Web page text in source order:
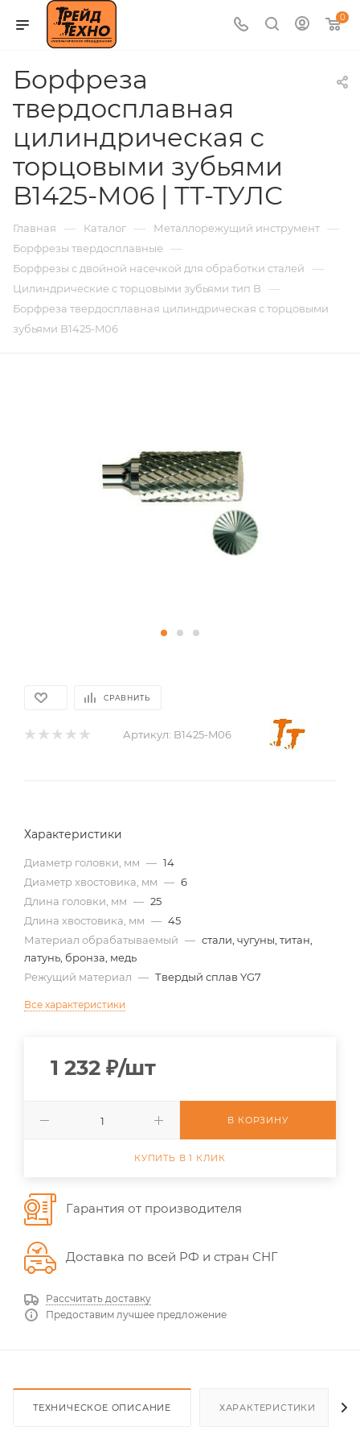
0
Борфреза
твердосплавная
цилиндрическая с
торцовыми зубьями
B1425-M06 | ТТ-ТУЛС
Главная — Каталог — Металлорежущий инструмент —
Борфрезы твердосплавные —
Борфрезы с двойной насечкой для обработки сталей —
Цилиндрические с торцовыми зубьями тип B —
Борфреза твердосплавная цилиндрическая с торцовыми
зубьями B1425-M06
СРАВНИТЬ
Артикул: B1425-M06
Характеристики
Диаметр головки, мм — 14
Диаметр хвостовика, мм — 6
Длина головки, мм — 25
Длина хвостовика, мм — 45
Материал обрабатываемый — стали, чугуны, титан,
латунь, бронза, медь
Режущий материал — Твердый сплав YG7
Все характеристики
1 232 ₽/шт
В КОРЗИНУ
КУПИТЬ В 1 КЛИК
Гарантия от производителя
Доставка по всей РФ и стран СНГ
Рассчитать доставку
Предоставим лучшее предложение
ТЕХНИЧЕСКОЕ ОПИСАНИЕ ХАРАКТЕРИСТИКИ